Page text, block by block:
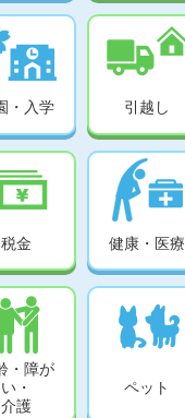
・入学 引越し
税金 健康・医療
・障が
い・
介護
ペット